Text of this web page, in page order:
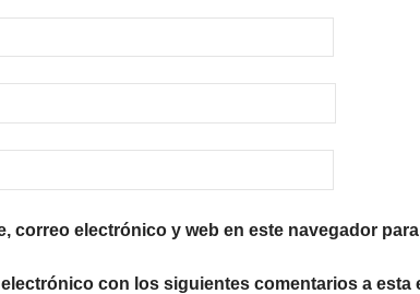
correo electrónico y web en este navegador
con los siguientes comentarios a esta